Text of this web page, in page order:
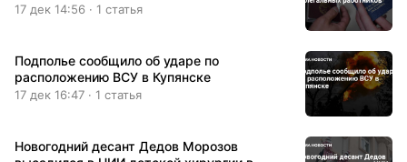
17 дек 14:56 · 1 статья
Подполье сообщило об ударе по
расположению ВСУ в Купянске
17 дек 16:47 · 1 статья
Новогодний десант Дедов Морозов